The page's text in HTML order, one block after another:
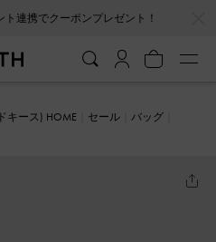
ト連携でクーポンプレゼント！
キース) HOME セール
バッグ